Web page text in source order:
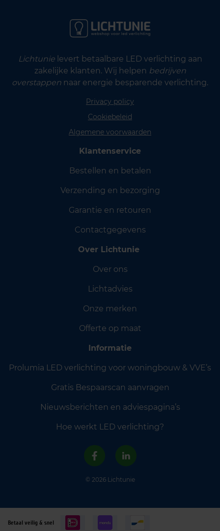
Lichtunielevert betaalbare LED verlichting aan
zakelijke klanten. Wij helpen bedrijven
overstappen naar energie besparende verlichting.
Privacy policy
Cookiebeleid
Algemene voorwaarden
Klantenservice
Bestellen en betalen
Verzending en bezorging
Garantie en retouren
Contactgegevens
Over Lichtunie
Over ons
Lichtadvies
Onze merken
Offerte op maat
Informatie
Prolumia LED verlichting voor woningbouw & VVE’s
Gratis Bespaarscan aanvragen
Nieuwsberichten en adviespagina’s
Hoe werkt LED verlichting?
© 2026 Lichtunie
Betaal veilig & snel